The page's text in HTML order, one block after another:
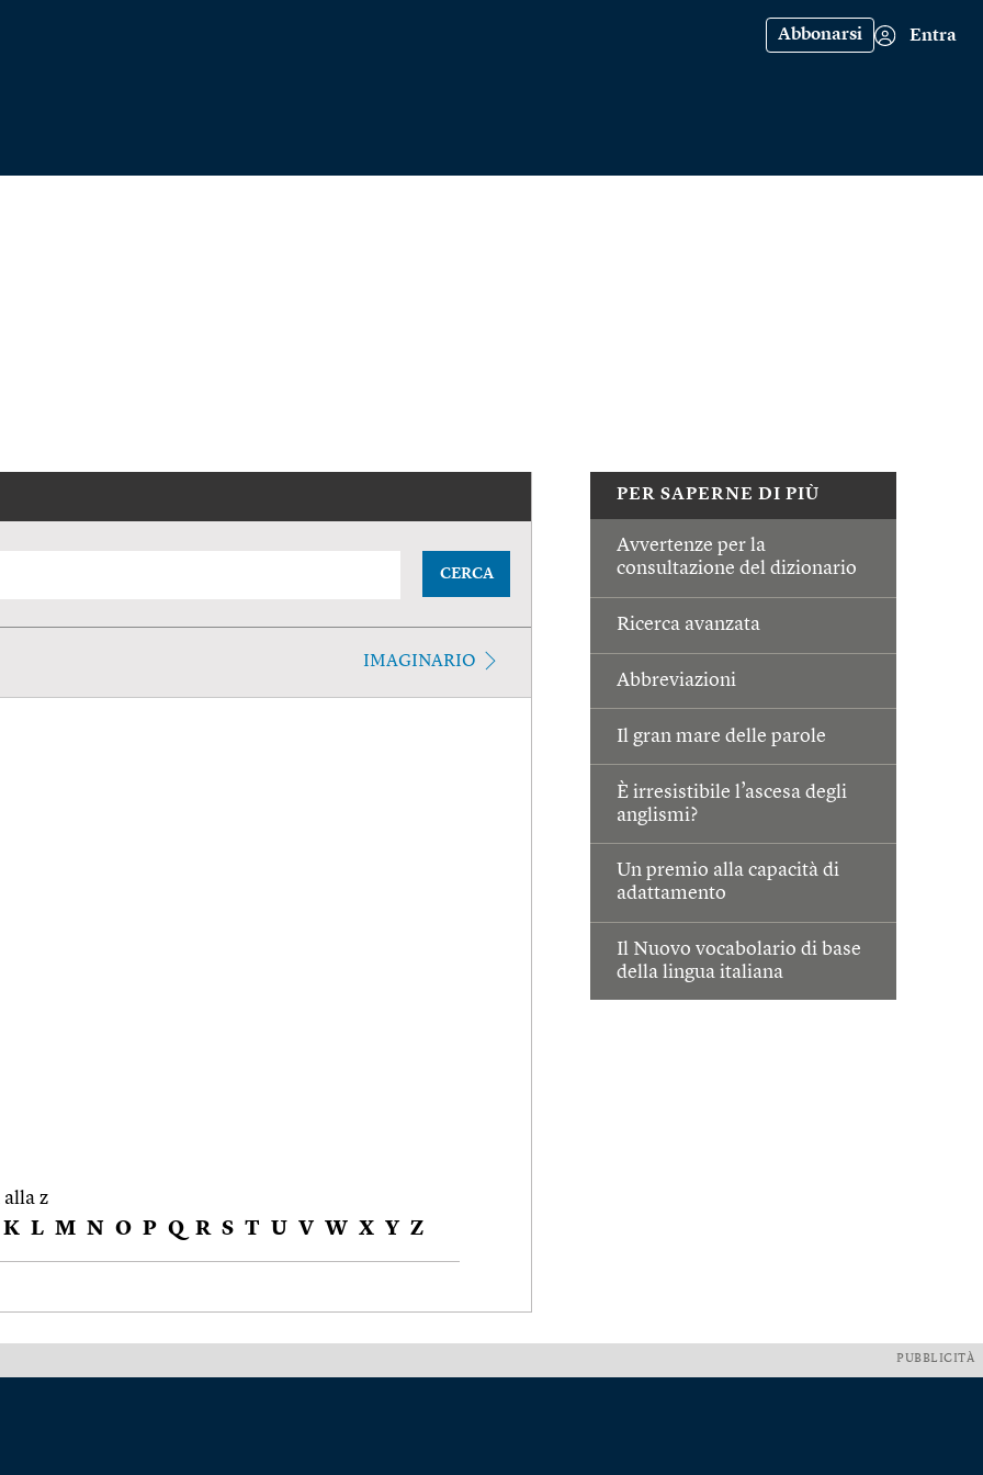
Abbonarsi Entra
PER SAPERNE DI PIÙ
Avvertenze per la
consultazione del dizionario
Ricerca avanzata
Abbreviazioni
Il gran mare delle parole
È irresistibile l’ascesa degli
anglismi?
Un premio alla capacità di
adattamento
Il Nuovo vocabolario di base
della lingua italiana
CERCA
IMAGINARIO
z
K L M N O P Q R S T U V W X Y Z
PUBBLICITÀ